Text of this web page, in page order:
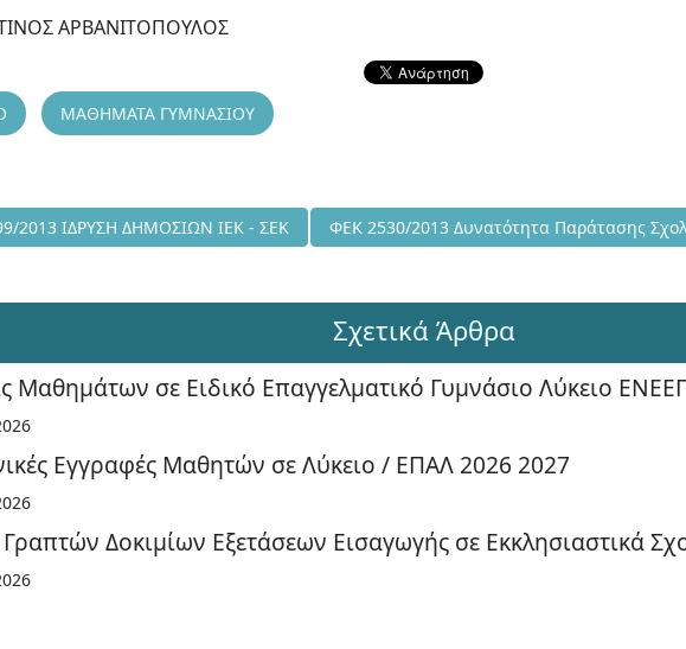
ΑΡΒΑΝΙΤΟΠΟΥΛΟΣ
ΜΑΘΗΜΑΤΑ ΓΥΜΝΑΣΙΟΥ
άρθρο: ΦΕΚ 2599/2013 ΙΔΡΥΣΗ ΔΗΜΟΣΙΩΝ ΙΕΚ - ΣΕΚ
2013 ΙΔΡΥΣΗ ΔΗΜΟΣΙΩΝ ΙΕΚ - ΣΕΚ Επόμενο άρθρο: ΦΕΚ 2530/2013
ΦΕΚ 2530/2013 Δυνατότητα Παράτασης
Σχετικά Άρθρα
Μαθημάτων σε Ειδικό Επαγγελματικό Γυμνάσιο Λύκειο
Εγγραφές Μαθητών σε Λύκειο / ΕΠΑΛ 2026 2027
Γραπτών Δοκιμίων Εξετάσεων Εισαγωγής σε Εκκλησιαστικά